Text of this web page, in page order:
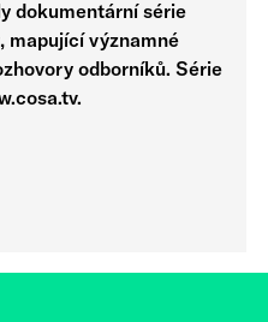
dokumentární série
významné
odborníků. Série